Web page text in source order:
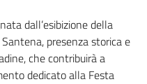
dall’esibizione della
presenza storica e
che contribuirà a
dedicato alla Festa